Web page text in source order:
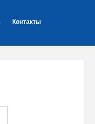
Контакты